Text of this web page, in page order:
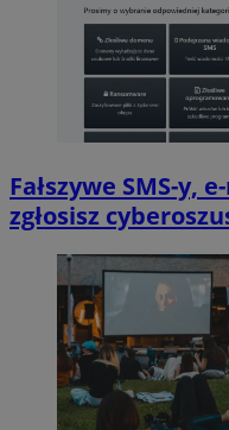
Fałszywe SMS-y,
zgłosisz